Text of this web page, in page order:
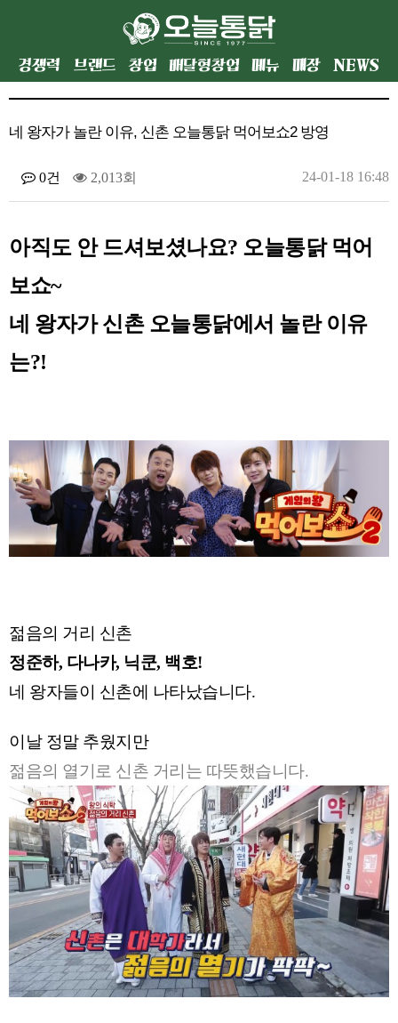
경쟁력 브랜드 창업 배달형창업 메뉴 매장 NEWS
네 왕자가 놀란 이유, 신촌 오늘통닭 먹어보쇼2 방영
0건 2,013회 24-01-18 16:48
아직도 안 드셔보셨나요? 오늘통닭 먹어
보쇼~
네 왕자가 신촌 오늘통닭에서 놀란 이유
는?!
젊음의 거리 신촌
정준하, 다나카, 닉쿤, 백호!
네 왕자들이 신촌에 나타났습니다.
이날 정말 추웠지만
젊음의 열기로 신촌 거리는 따뜻했습니다.